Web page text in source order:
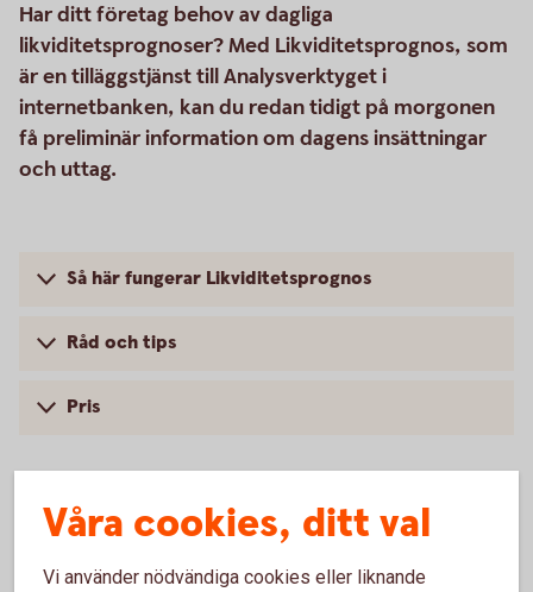
Har ditt företag behov av dagliga
likviditetsprognoser? Med Likviditetsprognos, som
är en tilläggstjänst till Analysverktyget i
internetbanken, kan du redan tidigt på morgonen
få preliminär information om dagens insättningar
och uttag.
Så här fungerar Likviditetsprognos
Råd och tips
Pris
Internetbanken
Våra cookies, ditt val
Vi använder nödvändiga cookies eller liknande